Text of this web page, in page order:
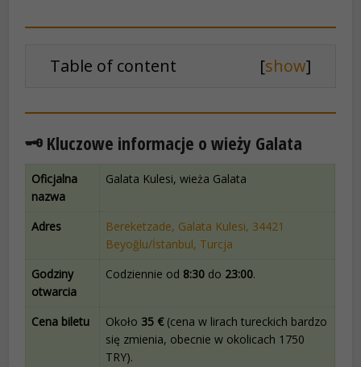
Table of content [show]
🗝️ Kluczowe informacje o wieży Galata
Oficjalna
nazwa
Galata Kulesi, wieża Galata
Adres
Bereketzade, Galata Kulesi, 34421
Beyoğlu/İstanbul, Turcja
Godziny
otwarcia
Codziennie od 8:30 do 23:00.
Cena biletu Około 35 €(cena w lirach tureckich bardzo
się zmienia, obecnie w okolicach 1750
TRY).